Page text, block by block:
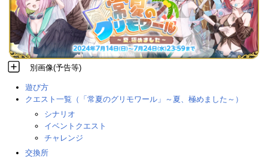
別画像(予告等)
遊び方
クエスト一覧（「常夏のグリモワール」～夏、極めました～）
シナリオ
イベントクエスト
チャレンジ
交換所